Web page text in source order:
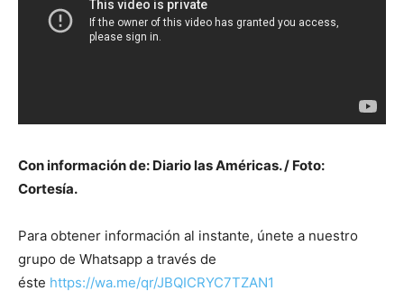
Con información de: Diario las Américas. / Foto:
Cortesía.
Para obtener información al instante, únete a nuestro
grupo de Whatsapp a través de
éste https://wa.me/qr/JBQICRYC7TZAN1